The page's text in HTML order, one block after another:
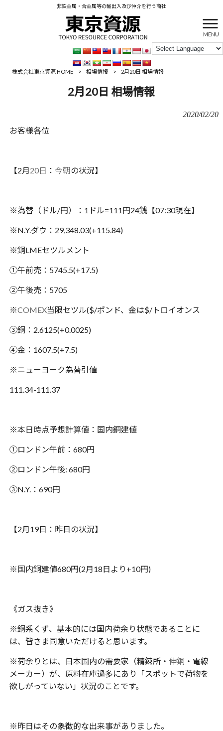
非鉄金属・合金属等の輸出入及び仲介を行う商社
MENU
株式会社東京資源 HOME > 相場情報 > 2月20日 相場情報
2月20日 相場情報
2020/02/20
お客様各位
【2月20日 ：‪ 今朝の状況】
※為替（ドル/円）：1ドル=111円24銭【‪07:30現在】
※N.Y.ダウ：29,348.03(+115.84)
※銅LMEセツルメント
①午前売：5745.5(+17.5)
②午後売：5705
※COMEX当限セツル($/ポンド、金は$/トロイオンス
③銅：2.6125(+0.0025)
④金：1607.5(+7.5)
※ニューヨーク為替引値
111.34-111.37
※本日時点予想計算値：国内銅建値
①ロンドン午前：680円
②ロンドン午後: 680円
③N.Y.：690円
【2月19日：昨日の状況】
※国内銅建値680円(2月18日より+10円)
《ガス抜き》
※銅系くず、基本的には国内荷余り状態であることに
は、皆さま同意いただけると思います。
※荷余りとは、日本国内の需要家（精錬所・ 伸銅 ・電線
メーカー）が、原料在庫過多にあり「スポットで荷物を
欲しがっていない」状況のことです。
※昨日はその象徴的な出来事がありました。